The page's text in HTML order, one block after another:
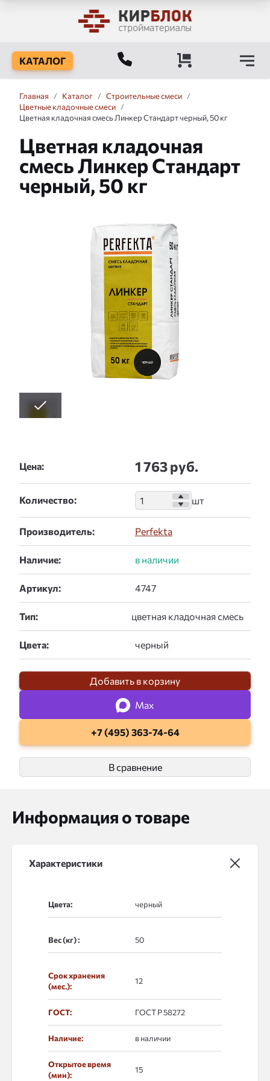
КАТАЛОГ
Главная / Каталог / Строительные смеси /
Цветные кладочные смеси /
Цветная кладочная смесь Линкер Стандарт черный, 50 кг
Цветная кладочная
смесь Линкер Стандарт
черный, 50 кг
Цена: 1 763 руб.
Количество:
Производитель: Perfekta
Наличие:
Артикул:
Тип:
Цвета:
Добавить в корзину
Max
+7 (495) 363-74-64
В сравнение
Информация о товаре
Характеристики
Цвета:
Вес (кг) :
Срок хранения
(мес.):
12
ГОСТ: ГОСТ Р 58272
Наличие: в наличии
Открытое время
(мин):
15